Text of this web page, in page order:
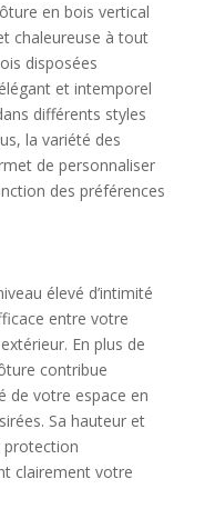
en bois vertical
chaleureuse à tout
disposées
et intemporel
différents styles
la variété des
de personnaliser
des préférences
élevé d’intimité
entre votre
En plus de
contribue
de votre espace en
Sa hauteur et
protection
clairement votre